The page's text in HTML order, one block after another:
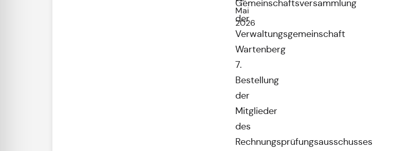
Mai
2026
Gemeinschaftsversammlung
der
Verwaltungsgemeinschaft
Wartenberg
7.
Bestellung
der
Mitglieder
des
Rechnungsprüfungsausschusses